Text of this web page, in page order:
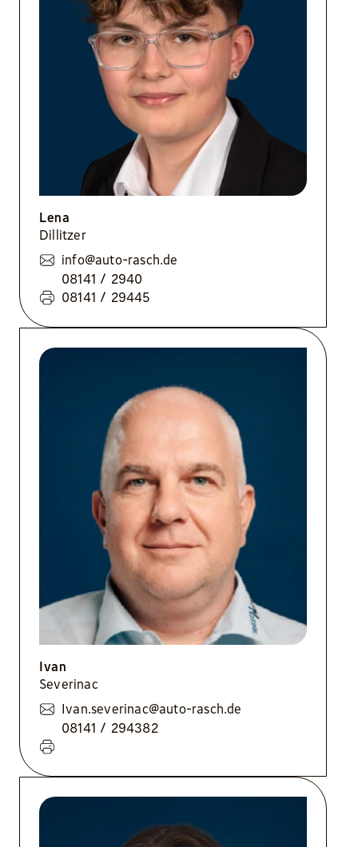
Lena
Dillitzer
info@auto-rasch.de
08141 / 2940
08141 / 29445
Ivan
Severinac
Ivan.severinac@auto-rasch.de
08141 / 294382